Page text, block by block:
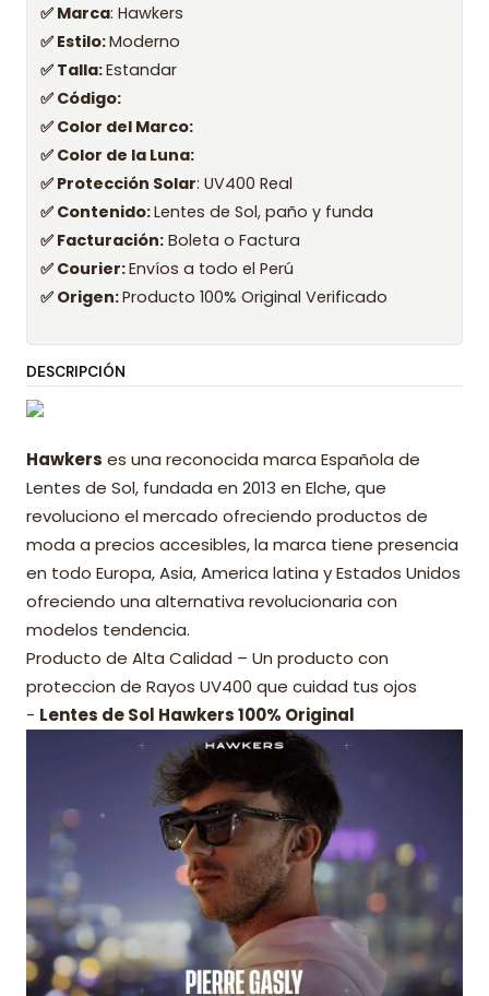
✅ Marca: Hawkers
✅ Estilo:Moderno
✅ Talla:Estandar
✅ Código:
✅ Color del Marco:
✅ Color de la Luna:
✅ Protección Solar: UV400 Real
✅ Contenido:Lentes de Sol, paño y funda
✅ Facturación: Boleta o Factura
✅ Courier:Envíos a todo el Perú
✅ Origen:Producto 100% Original Verificado
DESCRIPCIÓN
Hawkers es una reconocida marca Española de
Lentes de Sol, fundada en 2013 en Elche, que
revoluciono el mercado ofreciendo productos de
moda a precios accesibles, la marca tiene presencia
en todo Europa, Asia, America latina y Estados Unidos
ofreciendo una alternativa revolucionaria con
modelos tendencia.
Producto de Alta Calidad – Un producto con
proteccion de Rayos UV400 que cuidad tus ojos
- Lentes de Sol Hawkers 100% Original